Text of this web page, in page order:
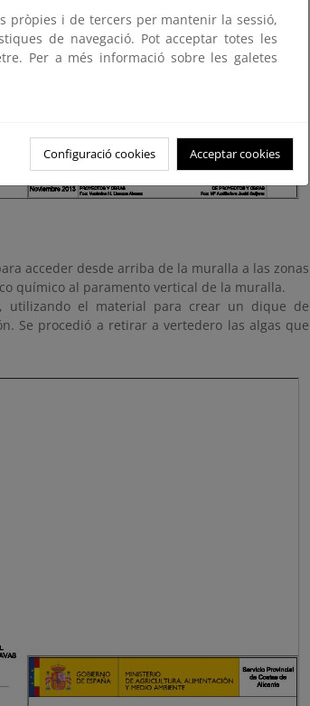
acceder desde arriba de la muralla a las zonas
químico al paramento vertical de la muralla.
utilizando el material para crear un dique de
Se procedió a retirar a vertedero las algas que
pròpies i de tercers per mantenir la sessió,
de navegació. Pot acceptar totes les
Per a més informació sobre les galetes
Configuració cookies Acceptar cookies